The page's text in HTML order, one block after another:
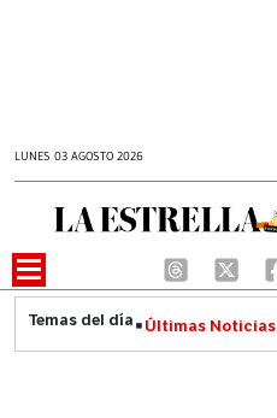
LUNES 03 AGOSTO 2026
Últimas Noticias